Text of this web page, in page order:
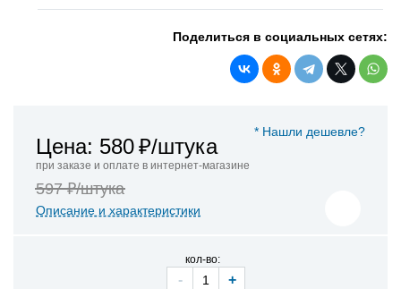
Поделиться в социальных сетях:
* Нашли дешевле?
Цена: 580₽/штука
при заказе и оплате в интернет-магазине
597 ₽/штука
Описание и характеристики
кол-во:
- +